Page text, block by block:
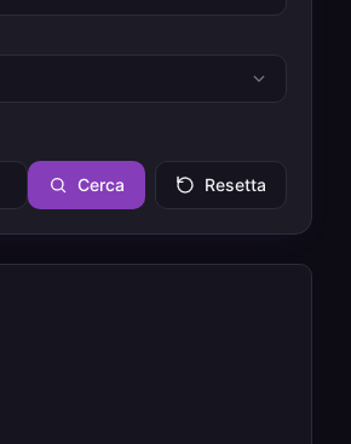
Cerca Resetta